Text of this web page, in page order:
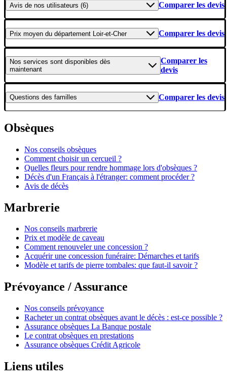
Avis de nos utilisateurs (6) Comparer les devis
Prix moyen du département Loir-et-Cher Comparer les devis
Nos services sont disponibles dès
maintenant
Comparer les
devis
Questions des familles Comparer les devis
Obsèques
Nos conseils obsèques
Comment choisir un cercueil ?
Quelles fleurs pour rendre hommage lors d'obsèques ?
Décès d'un Français à l'étranger: comment procéder ?
Avis de décès
Marbrerie
Nos conseils marbrerie
Prix et modèle de caveau
Comment renouveler une concession ?
Acquérir une concession funéraire: Démarches et tarifs
Modèle et tarifs de pierre tombales: que faut-il savoir ?
Prévoyance / Assurance
Nos conseils prévoyance
Racheter un contrat obsèques avant le décès : est-ce possible ?
Assurance obsèques La Banque postale
Le contrat obsèques en prestations
Assurance obsèques Crédit Agricole
Liens utiles